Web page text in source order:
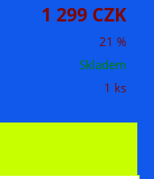
1 299 CZK
21 %
Skladem
1 ks